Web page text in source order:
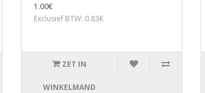
1.00€
Exclusief BTW: 0.83€
ZET IN
WINKELMAND